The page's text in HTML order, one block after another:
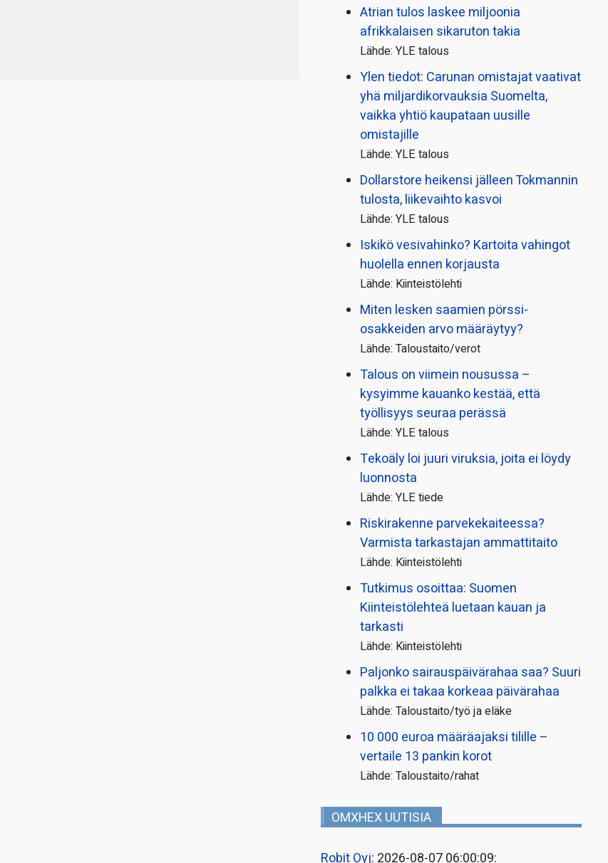
Atrian tulos laskee miljoonia
afrikkalaisen sikaruton takia
Lähde: YLE talous
Ylen tiedot: Carunan omistajat vaativat
yhä miljardi­korvauksia Suomelta,
vaikka yhtiö kaupataan uusille
omistajille
Lähde: YLE talous
Dollarstore heikensi jälleen Tokmannin
tulosta, liikevaihto kasvoi
Lähde: YLE talous
Iskikö vesivahinko? Kartoita vahingot
huolella ennen korjausta
Lähde: Kiinteistölehti
Miten lesken saamien pörssi­
osakkeiden arvo määräytyy?
Lähde: Taloustaito/verot
Talous on viimein nousussa –
kysyimme kauanko kestää, että
työllisyys seuraa perässä
Lähde: YLE talous
Tekoäly loi juuri viruksia, joita ei löydy
luonnosta
Lähde: YLE tiede
Riskirakenne parvekekaiteessa?
Varmista tarkastajan ammattitaito
Lähde: Kiinteistölehti
Tutkimus osoittaa: Suomen
Kiinteistölehteä luetaan kauan ja
tarkasti
Lähde: Kiinteistölehti
Paljonko sairauspäivä­rahaa saa? Suuri
palkka ei takaa korkeaa päivärahaa
Lähde: Taloustaito/työ ja eläke
10 000 euroa määräajaksi tilille –
vertaile 13 pankin korot
Lähde: Taloustaito/rahat
OMXHEX UUTISIA
Robit Oyj: 2026-08-07 06:00:09: